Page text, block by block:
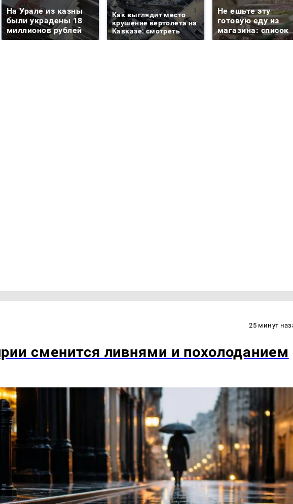
На Урале из казны
были украдены 18
миллионов рублей
Как выглядит место
крушение вертолета на
Кавказе: смотреть
Не ешьте эту
готовую еду из
магазина: список
25 минут
сменится ливнями и похолоданием